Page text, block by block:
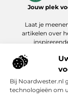
Bij Noardwester.nl
technologieën om
Jouw plek
Laat je
artikelen over
Onze